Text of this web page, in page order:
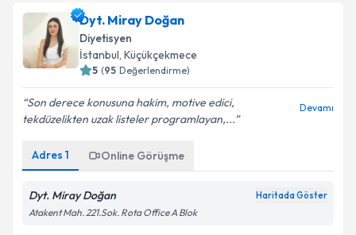
Dyt. Miray Doğan
Diyetisyen
İstanbul, Küçükçekmece
5 (95 Değerlendirme)
Son derece konusuna hakim, motive edici,
tekdüzelikten uzak listeler programlayan,...
Devamı
Adres 1 Online Görüşme
Dyt. Miray Doğan Haritada Göster
Atakent Mah. 221.Sok. Rota Office A Blok